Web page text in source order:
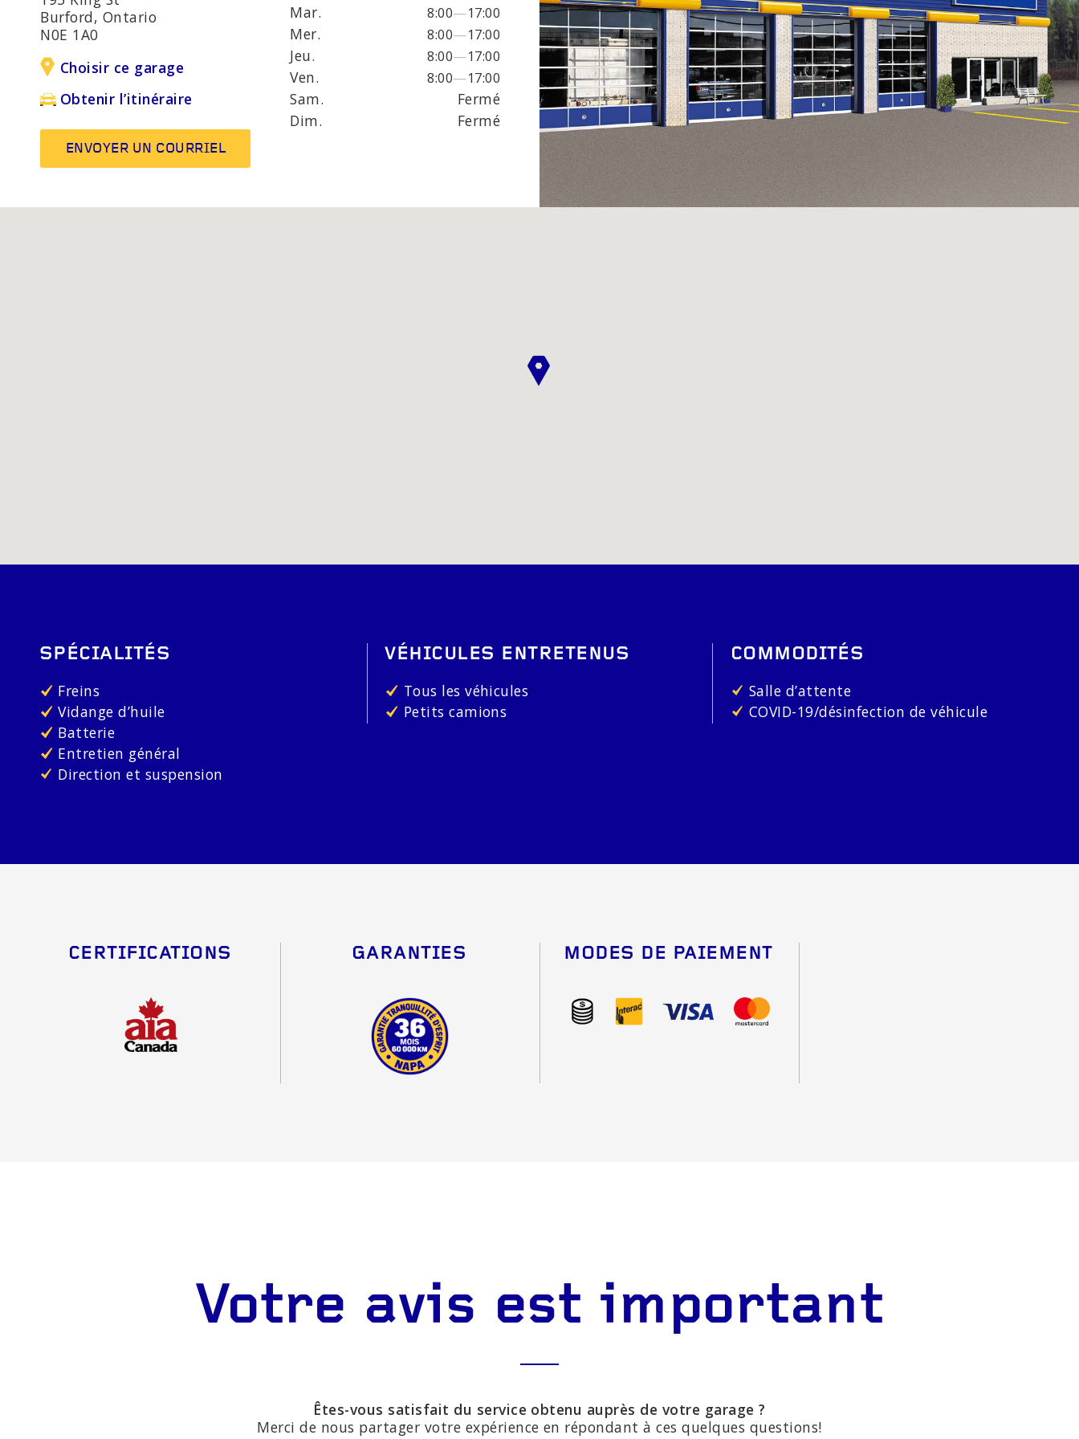
AUTRES SERVICES
Système d'échappement et
silencieux
Freins
Suspension
Burford, Ontario
N0E 1A0
Choisir ce garage
Obtenir l’itinéraire
ENVOYER UN COURRIEL
Mar. 8:00—17:00
Mer. 8:00—17:00
Jeu. 8:00—17:00
Ven. 8:00—17:00
Sam.
Fermé
Dim.
Fermé
SPÉCIALITÉS
Freins
Vidange d’huile
Batterie
Entretien général
Direction et suspension
VÉHICULES ENTRETENUS
Tous les véhicules
Petits camions
COMMODITÉS
Salle d’attente
COVID-19/désinfection de véhicule
CERTIFICATIONS GARANTIES MODES DE PAIEMENT
Votre avis est important
Êtes-vous satisfait du service obtenu auprès de votre garage ?
Merci de nous partager votre expérience en répondant à ces quelques questions!